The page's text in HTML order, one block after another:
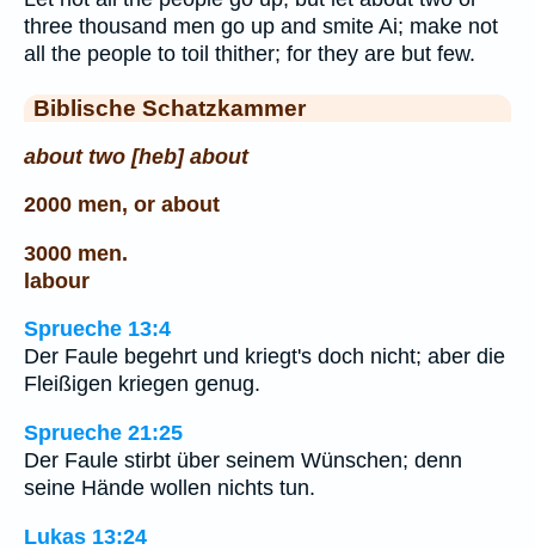
three thousand men go up and smite Ai; make not
all the people to toil thither; for they are but few.
Biblische Schatzkammer
about two [heb] about
2000 men, or about
3000 men.
labour
Sprueche 13:4
Der Faule begehrt und kriegt's doch nicht; aber die
Fleißigen kriegen genug.
Sprueche 21:25
Der Faule stirbt über seinem Wünschen; denn
seine Hände wollen nichts tun.
Lukas 13:24